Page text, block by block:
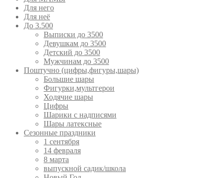
Для него
Для неё
До 3.500
Выписки до 3500
Девушкам до 3500
Детский до 3500
Мужчинам до 3500
Поштучно (цифры,фигуры,шары)
Большие шары
Фигурки,мультгерои
Ходячие шары
Цифры
Шарики с надписями
Шары латексные
Сезонные праздники
1 сентября
14 февраля
8 марта
выпускной садик/школа